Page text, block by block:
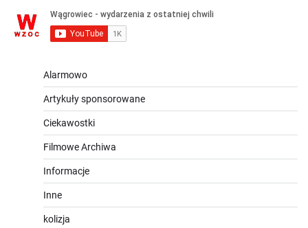
Alarmowo
Artykuły sponsorowane
Ciekawostki
Filmowe Archiwa
Informacje
Inne
kolizja